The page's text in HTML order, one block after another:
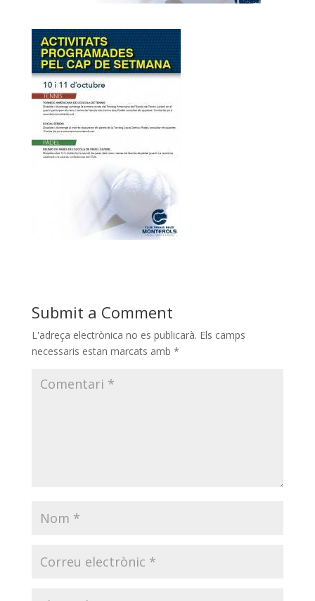
Submit a Comment
L'adreça electrònica no es publicarà. Els camps
necessaris estan marcats amb *